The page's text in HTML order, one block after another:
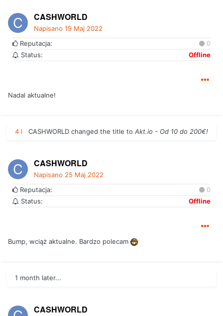
CASHWORLD
Napisano 19 Maj 2022
Reputacja:
0
Status:
Offline
Nadal aktualne!
4 l CASHWORLD changed the title to Akt.io - Od 10 do 200€!
CASHWORLD
Napisano 25 Maj 2022
Reputacja:
0
Status:
Offline
Bump, wciąż aktualne. Bardzo polecam
1 month later...
CASHWORLD